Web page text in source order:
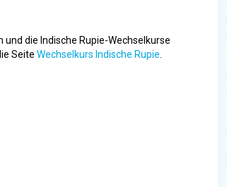
die Indische Rupie-Wechselkurse
SeiteWechselkurs Indische Rupie.